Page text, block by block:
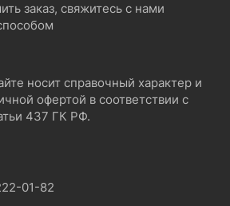
заказ, свяжитесь с нами
носит справочный характер и
офертой в соответствии с
437 ГК РФ.
01-82